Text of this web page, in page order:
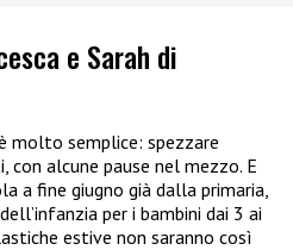
e Sarah di
è molto semplice: spezzare
con alcune pause nel mezzo. E
a fine giugno già dalla primaria,
per i bambini dai 3 ai
estive non saranno così